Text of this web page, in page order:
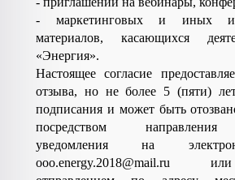
- маркетинговых и иных
материалов, касающихся
«Энергия».
Настоящее согласие
отзыва, но не более 5 (пяти)
подписания и может быть
посредством направления
уведомления на
ooo.energy.2018@mail.ru или